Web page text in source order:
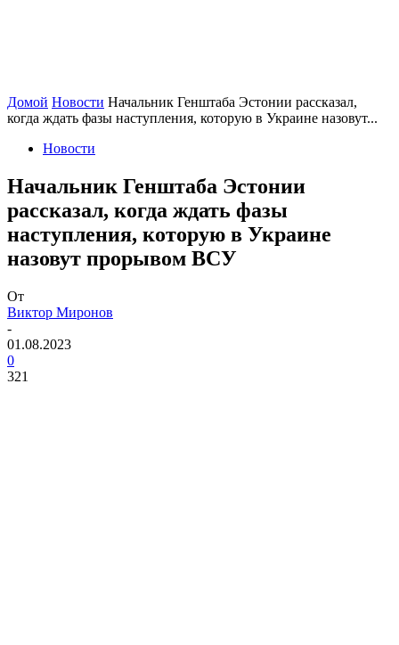
Домой Новости Начальник Генштаба Эстонии рассказал,
когда ждать фазы наступления, которую в Украине назовут...
Новости
Начальник Генштаба Эстонии
рассказал, когда ждать фазы
наступления, которую в Украине
назовут прорывом ВСУ
От
Виктор Миронов
-
01.08.2023
0
321